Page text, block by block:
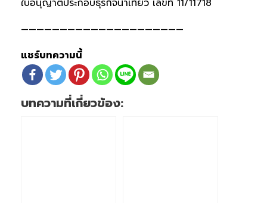
—————————————————————
แชร์บทความนี้
บทความที่เกี่ยวข้อง: